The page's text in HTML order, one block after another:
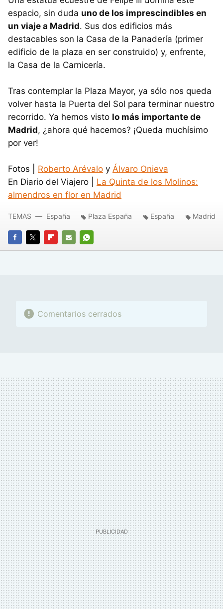
espacio, sin duda uno de los imprescindibles en
un viaje a Madrid. Sus dos edificios más
destacables son la Casa de la Panadería (primer
edificio de la plaza en ser construido) y, enfrente,
la Casa de la Carnicería.
Tras contemplar la Plaza Mayor, ya sólo nos queda
volver hasta la Puerta del Sol para terminar nuestro
recorrido. Ya hemos visto lo más importante de
Madrid, ¿ahora qué hacemos? ¡Queda muchísimo
por ver!
Fotos | Roberto Arévalo y Álvaro Onieva
En Diario del Viajero | La Quinta de los Molinos:
almendros en flor en Madrid
FACEBOOK
TWITTERFLIPBOARD
E-
WHATSAPP
TEMAS España Plaza España España Madrid
Comentarios cerrados